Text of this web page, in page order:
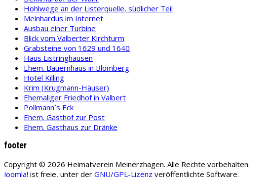
Hohlwege an der Listerquelle, südlicher Teil
Meinhardus im Internet
Ausbau einer Turbine
Blick vom Valberter Kirchturm
Grabsteine von 1629 und 1640
Haus Listringhausen
Ehem. Bauernhaus in Blomberg
Hotel Killing
Krim (Krugmann-Häuser)
Ehemaliger Friedhof in Valbert
Pollmann`s Eck
Ehem. Gasthof zur Post
Ehem. Gasthaus zur Dränke
footer
Copyright © 2026 Heimatverein Meinerzhagen. Alle Rechte vorbehalten.
Joomla! ist freie, unter der GNU/GPL-Lizenz veröffentlichte Software.